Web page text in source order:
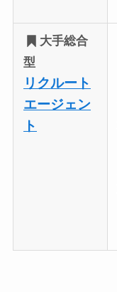
大手総合
型
リクルート
エージェン
ト